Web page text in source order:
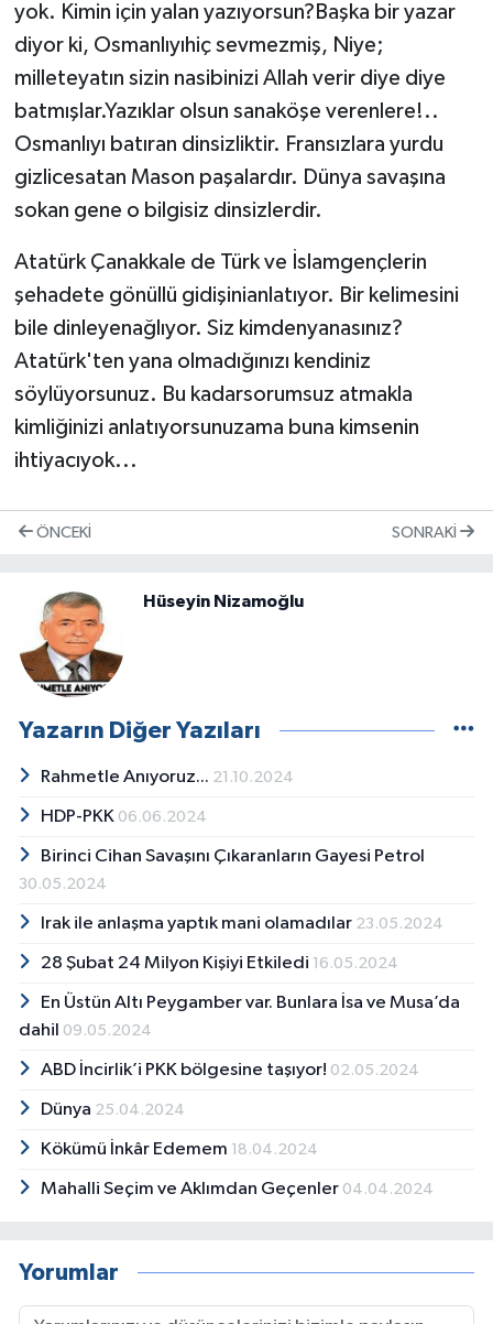
yok. Kimin için yalan yazıyorsun?Başka bir yazar
diyor ki, Osmanlıyıhiç sevmezmiş, Niye;
milleteyatın sizin nasibinizi Allah verir diye diye
batmışlar.Yazıklar olsun sanaköşe verenlere!..
Osmanlıyı batıran dinsizliktir. Fransızlara yurdu
gizlicesatan Mason paşalardır. Dünya savaşına
sokan gene o bilgisiz dinsizlerdir.
Atatürk Çanakkale de Türk ve İslamgençlerin
şehadete gönüllü gidişinianlatıyor. Bir kelimesini
bile dinleyenağlıyor. Siz kimdenyanasınız?
Atatürk'ten yana olmadığınızı kendiniz
söylüyorsunuz. Bu kadarsorumsuz atmakla
kimliğinizi anlatıyorsunuzama buna kimsenin
ihtiyacıyok...
ÖNCEKI SONRAKI
Hüseyin Nizamoğlu
Yazarın Diğer Yazıları
Rahmetle Anıyoruz... 21.10.2024
HDP-PKK 06.06.2024
Birinci Cihan Savaşını Çıkaranların Gayesi Petrol
30.05.2024
Irak ile anlaşma yaptık mani olamadılar 23.05.2024
28 Şubat 24 Milyon Kişiyi Etkiledi 16.05.2024
En Üstün Altı Peygamber var. Bunlara İsa ve Musa’da
dahil 09.05.2024
ABD İncirlik’i PKK bölgesine taşıyor! 02.05.2024
Dünya 25.04.2024
Kökümü İnkâr Edemem 18.04.2024
Mahalli Seçim ve Aklımdan Geçenler 04.04.2024
Yorumlar